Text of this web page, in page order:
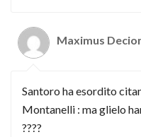
Maximus
Santoro ha esordito
Montanelli : ma glielo
????